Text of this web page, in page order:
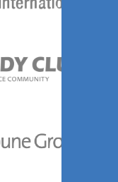
Zaregistrujte se nyní